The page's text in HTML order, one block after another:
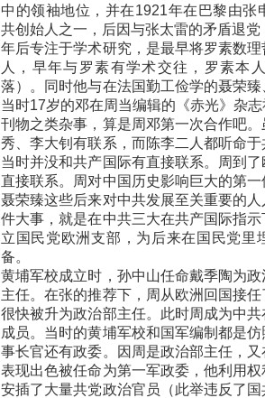
中的领袖地位，并在1921年在巴黎由张
共创始人之一，后因与张太雷的矛盾退
年后专注于学术研究，是最早将罗素数
人，早年与罗素有学术交往，罗素本
落）。同时他与在法国勤工俭学的聂荣
当时17岁的邓在周当编辑的《赤光》杂
刊物之类杂事，算是周邓第一次合作吧
秀、李大钊有联系，而陈李二人都听命
当时并没和共产国际有直接联系。周到
直接联系。周对中国历史影响巨大的第
聂荣臻这些后来对中共发展至关重要的
件大事，就是在中共三大在共产国际指
立国民党欧洲支部，为后来在国民党里
备。
黄埔军校成立时，孙中山任命戴季陶为
主任。在张的推荐下，周从欧洲回国接
很快被升为政治部主任。此时周成为中
成员。当时的黄埔军校和国军编制都是
事长官还有政委。因周是政治部主任，
表现出色被任命为第一军政委，他利用
安插了大量共党政治官员（此举违反了